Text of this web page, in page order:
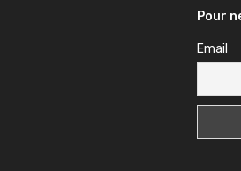
Pour
Email